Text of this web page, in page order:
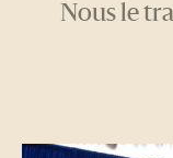
Nous le